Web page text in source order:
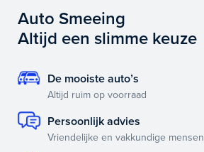
Auto Smeeing
Altijd een slimme keuze
De mooiste auto’s
Altijd ruim op voorraad
Persoonlijk advies
Vriendelijke en vakkundige mensen